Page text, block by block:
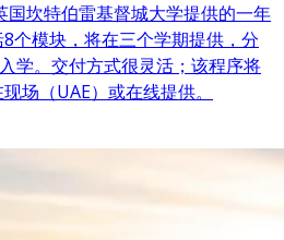
国坎特伯雷基督城大学提供的一年
个模块，将在三个学期提供，分
学。交付方式很灵活；该程序将
场（UAE）或在线提供。